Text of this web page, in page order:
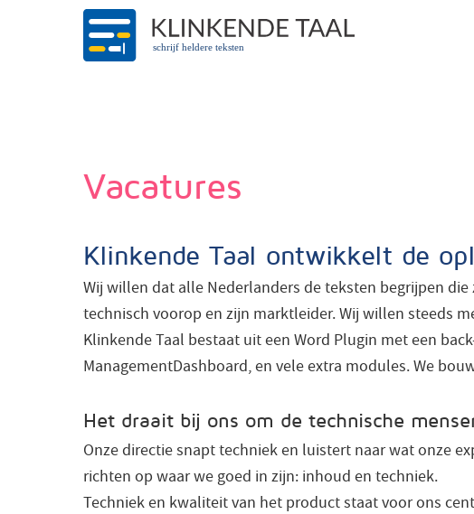
schrijf heldere teksten
Vacatures
Klinkende Taal ontwikkelt de
Wij willen dat alle Nederlanders de teksten begrijpen
technisch voorop en zijn marktleider. Wij willen steeds
Klinkende Taal bestaat uit een Word Plugin met een
ManagementDashboard, en vele extra modules. We
Het draait bij ons om de technische
Onze directie snapt techniek en luistert naar wat onze
richten op waar we goed in zijn: inhoud en techniek.
Techniek en kwaliteit van het product staat voor ons